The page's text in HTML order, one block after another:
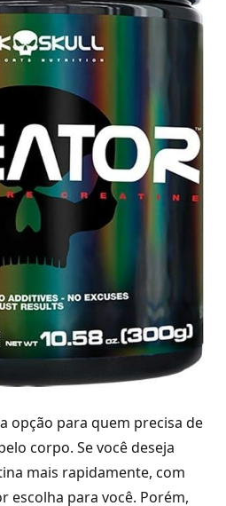
opção para quem precisa de
corpo. Se você deseja
mais rapidamente, com
escolha para você. Porém,